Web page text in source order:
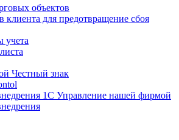
объектов
клиента для предотвращение сбоя
учета
Честный знак
1С Управление нашей фирмой